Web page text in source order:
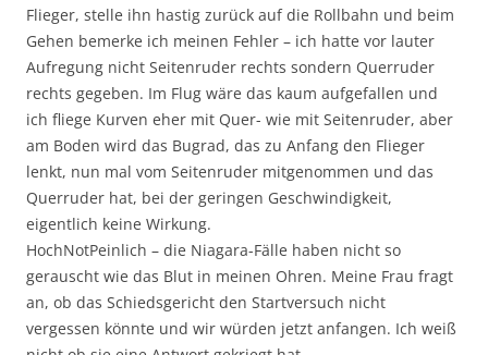
Flieger, stelle ihn hastig zurück auf die Rollbahn und beim
Gehen bemerke ich meinen Fehler – ich hatte vor lauter
Aufregung nicht Seitenruder rechts sondern Querruder
rechts gegeben. Im Flug wäre das kaum aufgefallen und
ich fliege Kurven eher mit Quer- wie mit Seitenruder, aber
am Boden wird das Bugrad, das zu Anfang den Flieger
lenkt, nun mal vom Seitenruder mitgenommen und das
Querruder hat, bei der geringen Geschwindigkeit,
eigentlich keine Wirkung.
HochNotPeinlich – die Niagara-Fälle haben nicht so
gerauscht wie das Blut in meinen Ohren. Meine Frau fragt
an, ob das Schiedsgericht den Startversuch nicht
vergessen könnte und wir würden jetzt anfangen. Ich weiß